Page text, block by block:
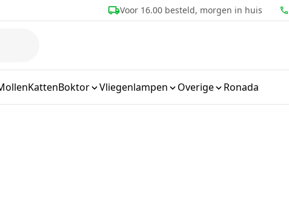
morgen in huis Meer dan 25 jaar ervaring
KattenBoktor Vliegenlampen Overige Ronada